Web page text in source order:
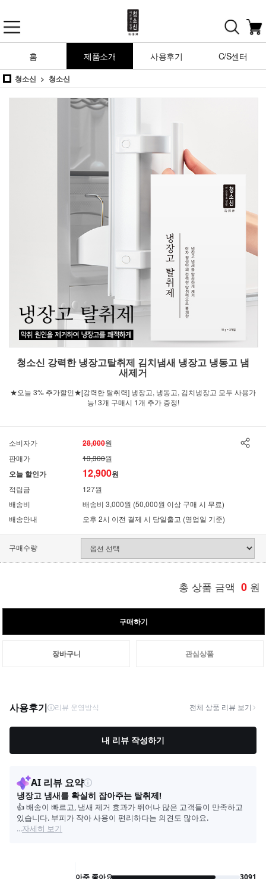
홈 제품소개 사용후기 C/S센터
청소신 청소신
청소신 강력한 냉장고탈취제 김치냄새 냉장고 냉동고 냄
새제거
★오늘 3% 추가할인★[강력한 탈취력] 냉장고, 냉동고, 김치냉장고 모두 사용가
능! 3개 구매시 1개 추가 증정!
소비자가 28,000원
판매가
13,300원
오늘 할인가 12,900원
적립금
127원
배송비
배송비 3,000원 (50,000원 이상 구매 시 무료)
배송안내
오후 2시 이전 결제 시 당일출고 (영업일 기준)
구매수량
총 상품 금액 0 원
구매하기
장바구니 관심상품